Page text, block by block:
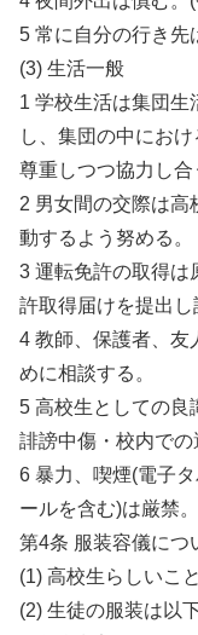
5 常に自分の行き先
(3) 生活一般
1 学校生活は集団生
し、集団の中にお
尊重しつつ協力し合
2 男女間の交際は高
動するよう努める。
3 運転免許の取得は
許取得届けを提出し
4 教師、保護者、友
めに相談する。
5 高校生としての良
誹謗中傷・校内で
6 暴力、喫煙(電子
ールを含む)は厳禁。
第4条 服装容儀につ
(1) 高校生らしいこ
(2) 生徒の服装は以